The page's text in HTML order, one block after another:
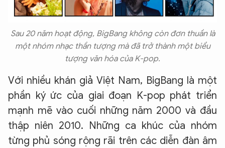
Sau 20 năm hoạt động, BigBang không còn đơn thuần là
một nhóm nhạc thần tượng mà đã trở thành một biểu
tượng văn hóa của K-pop.
Với nhiều khán giả Việt Nam, BigBang là một
phần ký ức của giai đoạn K-pop phát triển
mạnh mẽ vào cuối những năm 2000 và đầu
thập niên 2010. Những ca khúc của nhóm
từng phủ sóng rộng rãi trên các diễn đàn âm